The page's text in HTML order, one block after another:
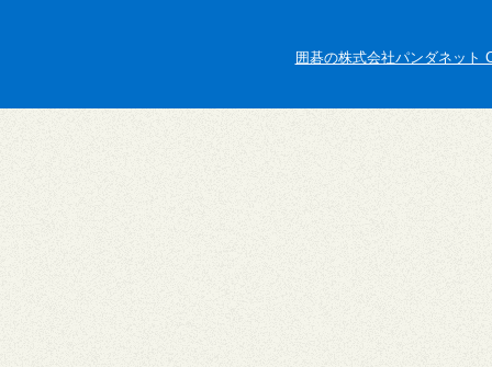
囲碁の株式会社パンダネット